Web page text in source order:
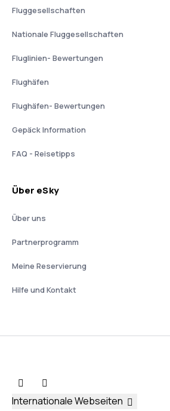
Fluggesellschaften
Nationale Fluggesellschaften
Fluglinien- Bewertungen
Flughäfen
Flughäfen- Bewertungen
Gepäck Information
FAQ - Reisetipps
Über eSky
Über uns
Partnerprogramm
Meine Reservierung
Hilfe und Kontakt
Internationale Webseiten